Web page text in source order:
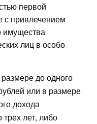
первой
с привлечением
имущества
лиц в особо
до одного
или в размере
дохода
лет, либо